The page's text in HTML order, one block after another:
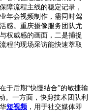
障流程主线的稳定记录，
年会视频制作，需同时驾
感。重庆摄像服务团队尤
权威感的画面，二是捕捉
程的现场采访能快速萃取
于后期“快慢结合”的敏捷输
。一方面，快剪技术团队利
短视频 ，用于社交媒体即